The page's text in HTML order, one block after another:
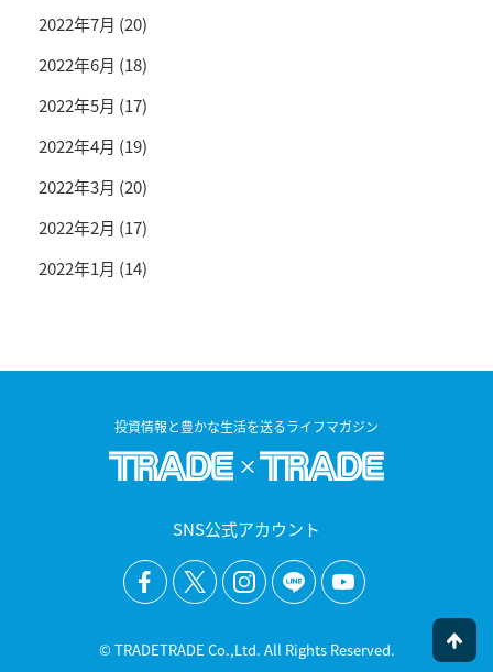
2022年7月 (20)
2022年6月 (18)
2022年5月 (17)
2022年4月 (19)
2022年3月 (20)
2022年2月 (17)
2022年1月 (14)
投資情報と豊かな生活を送るライフマガジン
SNS公式アカウント
© TRADETRADE Co.,Ltd. All Rights Reserved.